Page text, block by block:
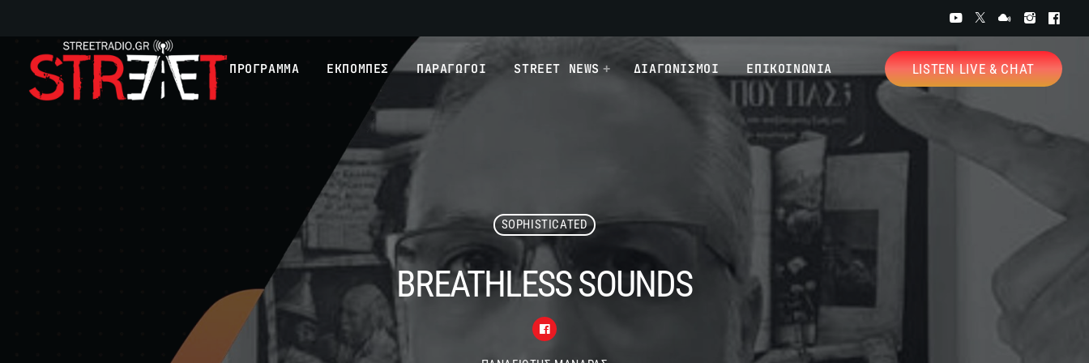
ΠΡΟΓΡΑΜΜΑ ΕΚΠΟΜΠΕΣ ΠΑΡΑΓΩΓΟΙ STREET NEWS ΔΙΑΓΩΝΙΣΜΟΙ ΕΠΙΚΟΙΝΩΝΙΑ LISTEN LIVE & CHAT
SOPHISTICATED
BREATHLESS SOUNDS